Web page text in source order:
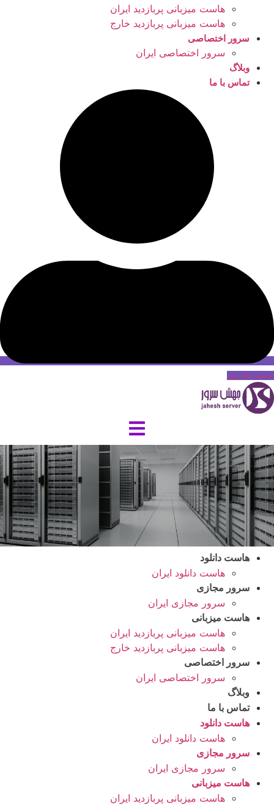
هاست میزبانی پربازدید ایران
هاست میزبانی پربازدید خارج
سرور اختصاصی
سرور اختصاصی ایران
وبلاگ
تماس با ما
حساب کاربری
هاست دانلود
هاست دانلود ایران
سرور مجازی
سرور مجازی ایران
هاست میزبانی
هاست میزبانی پربازدید ایران
هاست میزبانی پربازدید خارج
سرور اختصاصی
سرور اختصاصی ایران
وبلاگ
تماس با ما
هاست دانلود
هاست دانلود ایران
سرور مجازی
سرور مجازی ایران
هاست میزبانی
هاست میزبانی پربازدید ایران